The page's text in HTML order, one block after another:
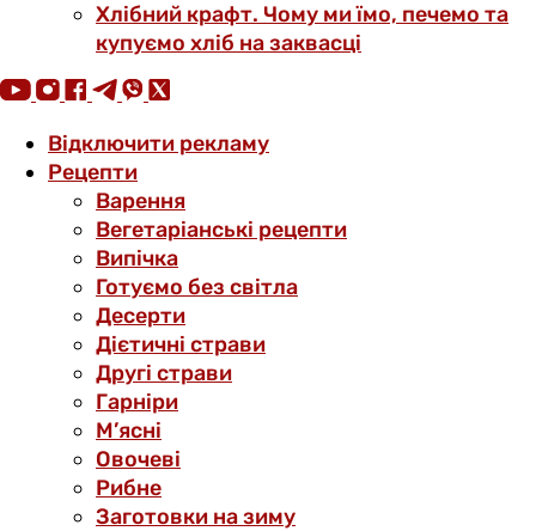
Хлібний крафт. Чому ми їмо, печемо та
купуємо хліб на заквасці
Відключити рекламу
Рецепти
Варення
Вегетаріанські рецепти
Випічка
Готуємо без світла
Десерти
Дієтичні страви
Другі страви
Гарніри
М’ясні
Овочеві
Рибне
Заготовки на зиму